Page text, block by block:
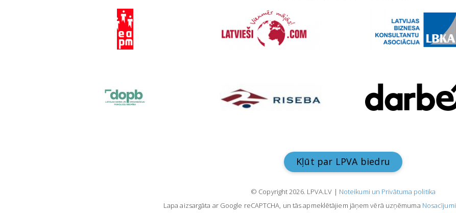
Kļūt par LPVA biedru
© Copyright 2026. LPVA.LV | Noteikumi un Privātuma politika
Lapa aizsargāta ar Google reCAPTCHA, un tās apmeklētājiem jāņem vērā uzņēmuma Nosacījumi